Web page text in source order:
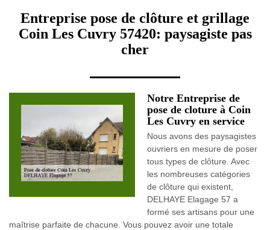
Entreprise pose de clôture et grillage
Coin Les Cuvry 57420: paysagiste pas
cher
Notre Entreprise de
pose de cloture à Coin
Les Cuvry en service
Nous avons des paysagistes
ouvriers en mesure de poser
tous types de clôture. Avec
les nombreuses catégories
de clôture qui existent,
DELHAYE Elagage 57 a
formé ses artisans pour une
maîtrise parfaite de chacune. Vous pouvez avoir une totale